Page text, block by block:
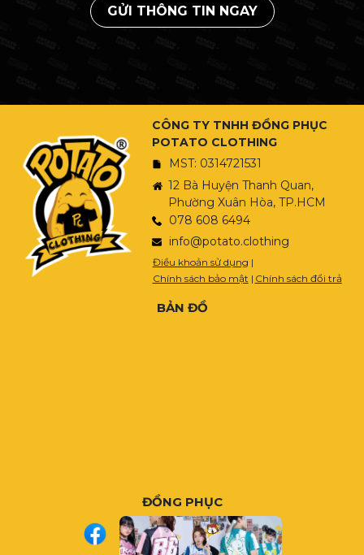
GỬI THÔNG TIN NGAY
CÔNG TY TNHH ĐỒNG PHỤC
POTATO CLOTHING
MST: 0314721531
12 Bà Huyện Thanh Quan,
Phường Xuân Hòa, TP.HCM
078 608 6494
info@potato.clothing
Điều khoản sử dụng |
Chính sách bảo mật | Chính sách đổi trả
BẢN ĐỒ
ĐỒNG PHỤC